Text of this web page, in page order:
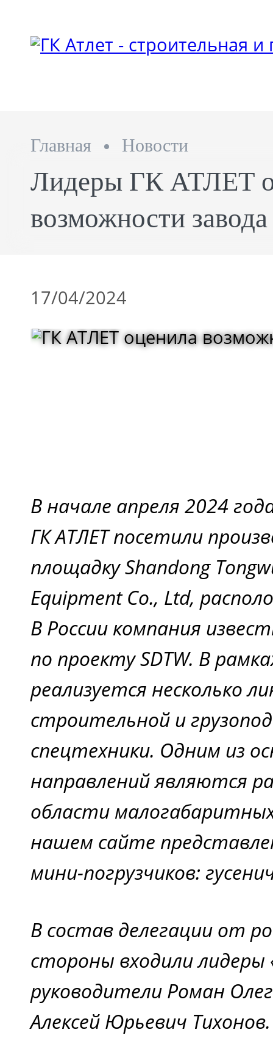
Главная Новости
Лидеры ГК АТЛЕТ
возможности
17/04/2024
В начале апреля 2024
ГК АТЛЕТ посетили
площадку Shandong
Equipment Co., Ltd,
В России компания
по проекту SDTW. В
реализуется несколько
строительной и
спецтехники. Одним из
направлений являются
области
нашем сайте
мини-погрузчиков:
В состав делегации от
стороны входили лидеры
руководители Роман
Алексей Юрьевич